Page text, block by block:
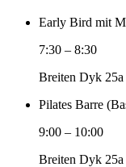
Early Bird mit
7:30 – 8:30
Breiten Dyk 25a
Pilates Barre
9:00 – 10:00
Breiten Dyk 25a